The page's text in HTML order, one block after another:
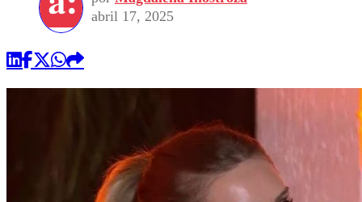
abril 17, 2025